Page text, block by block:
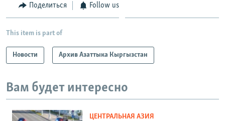
Поделиться Follow us
This item is part of
Новости Архив Азаттыка Кыргызстан
Вам будет интересно
ЦЕНТРАЛЬНАЯ АЗИЯ